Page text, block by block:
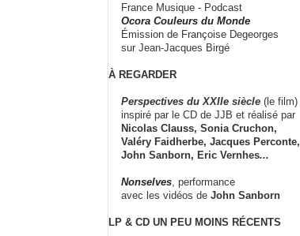
France Musique - Podcast
Ocora Couleurs du Monde
Émission de Françoise Degeorges
sur Jean-Jacques Birgé
À REGARDER
Perspectives du XXIIe siècle (le film)
inspiré par le CD de JJB et réalisé par
Nicolas Clauss, Sonia Cruchon,
Valéry Faidherbe, Jacques Perconte,
John Sanborn, Eric Vernhes...
Nonselves , performance
avec les vidéos de John Sanborn
LP & CD UN PEU MOINS RÉCENTS